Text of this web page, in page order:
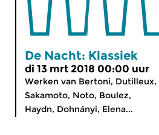
De Nacht: Klassiek
di 13 mrt 2018 00:00 uur
Werken van Bertoni, Dutilleux,
Sakamoto, Noto, Boulez,
Haydn, Dohnányi, Elena...